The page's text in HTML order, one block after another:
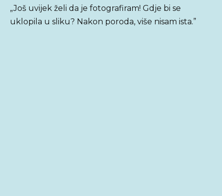
„Još uvijek želi da je fotografiram! Gdje bi se
uklopila u sliku? Nakon poroda, više nisam ista.”